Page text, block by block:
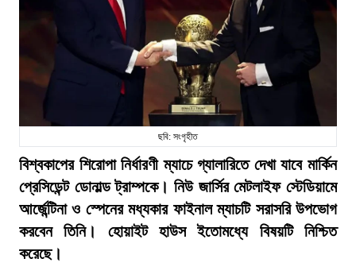
ছবি: সংগৃহীত
বিশ্বকাপের শিরোপা নির্ধারণী ম্যাচে গ্যালারিতে দেখা যাবে মার্কিন
প্রেসিডেন্ট ডোনাল্ড ট্রাম্পকে। নিউ জার্সির মেটলাইফ স্টেডিয়ামে
আর্জেন্টিনা ও স্পেনের মধ্যকার ফাইনাল ম্যাচটি সরাসরি উপভোগ
করবেন তিনি। হোয়াইট হাউস ইতোমধ্যে বিষয়টি নিশ্চিত
করেছে।